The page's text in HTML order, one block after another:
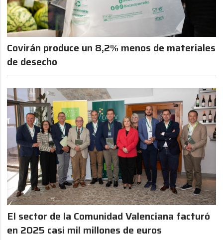
Covirán produce un 8,2% menos de materiales
de desecho
El sector de la Comunidad Valenciana facturó
en 2025 casi mil millones de euros